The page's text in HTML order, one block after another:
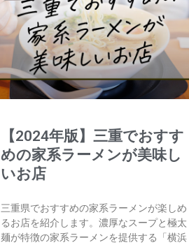
【2024年版】三重でおすす
めの家系ラーメンが美味し
いお店
三重県でおすすめの家系ラーメンが楽しめ
るお店を紹介します。濃厚なスープと極太
麺が特徴の家系ラーメンを提供する「横浜